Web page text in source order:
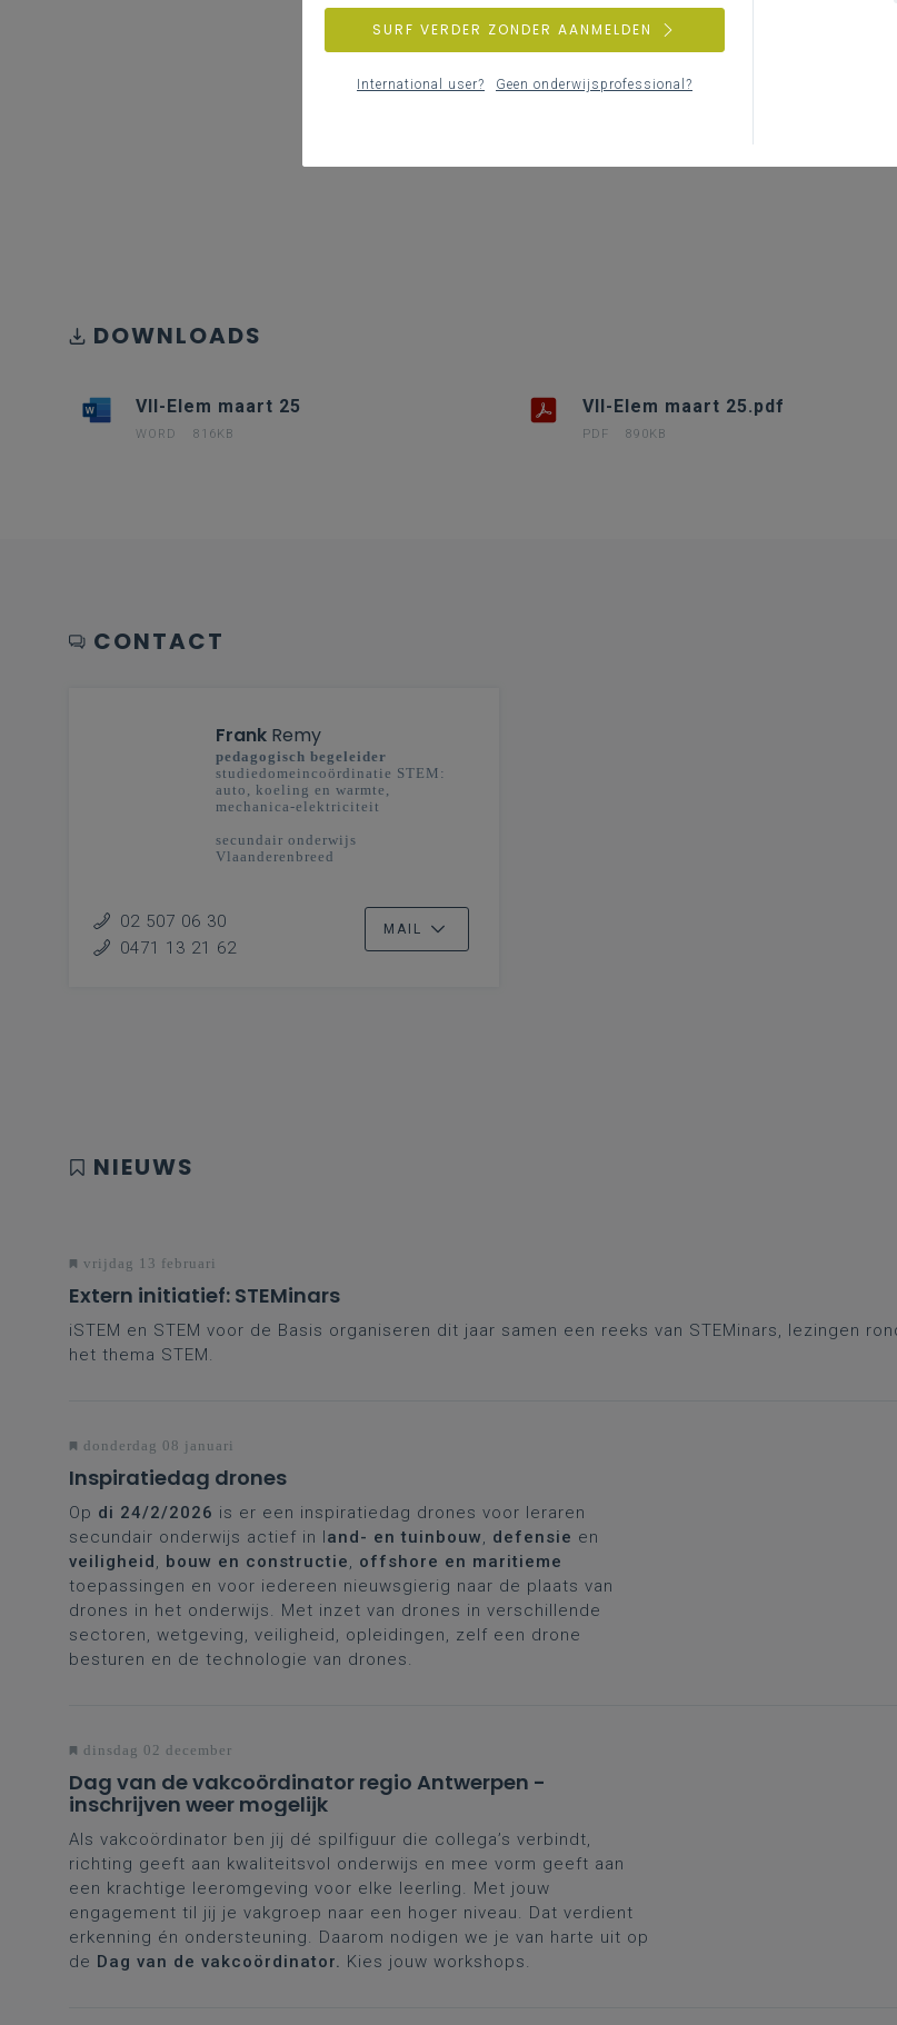
DOWNLOADS
VII-Elem maart 25
WORD 816KB
VII-Elem maart 25.pdf
PDF 890KB
CONTACT
Frank Remy
pedagogisch begeleider
studiedomeincoördinatie STEM:
auto, koeling en warmte,
mechanica-elektriciteit
secundair onderwijs
Vlaanderenbreed
02 507 06 30
0471 13 21 62
MAIL
NIEUWS
vrijdag 13 februari
Extern initiatief: STEMinars
iSTEM en STEM voor de Basis organiseren dit jaar samen een reeks van STEMinars, lezingen
het thema STEM.
donderdag 08 januari
Inspiratiedag drones
Op di 24/2/2026 is er een inspiratiedag drones voor leraren
secundair onderwijs actief in land- en tuinbouw, defensie en
veiligheid, bouw en constructie, offshore en maritieme
toepassingen en voor iedereen nieuwsgierig naar de plaats van
drones in het onderwijs. Met inzet van drones in verschillende
sectoren, wetgeving, veiligheid, opleidingen, zelf een drone
besturen en de technologie van drones.
dinsdag 02 december
Dag van de vakcoördinator regio Antwerpen -
inschrijven weer mogelijk
Als vakcoördinator ben jij dé spilfiguur die collega’s verbindt,
richting geeft aan kwaliteitsvol onderwijs en mee vorm geeft aan
een krachtige leeromgeving voor elke leerling. Met jouw
engagement til jij je vakgroep naar een hoger niveau. Dat verdient
erkenning én ondersteuning. Daarom nodigen we je van harte uit op
de Dag van de vakcoördinator. Kies jouw workshops.
SURF VERDER ZONDER AANMELDEN
International user? Geen onderwijsprofessional?